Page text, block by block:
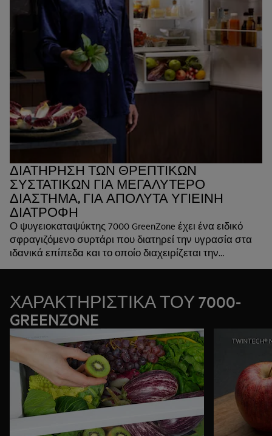
ΔΙΑΤΗΡΗΣΗ ΤΩΝ ΘΡΕΠΤΙΚΩΝ
ΣΥΣΤΑΤΙΚΩΝ ΓΙΑ ΜΕΓΑΛΥΤΕΡΟ
ΔΙΑΣΤΗΜΑ, ΓΙΑ ΑΠΟΛΥΤΑ ΥΓΙΕΙΝΗ
ΔΙΑΤΡΟΦΗ
Ο ψυγειοκαταψύκτης 7000 GreenZone έχει ένα ειδικό
σφραγιζόμενο συρτάρι που διατηρεί την υγρασία στα
ιδανικά επίπεδα και το οποίο διαχειρίζεται την
τα λαχανικά με τη σωστή δόση υγρασίας.*
ΧΑΡΑΚΤΗΡΙΣΤΙΚΑ ΤΟΥ 7000-
GREENZONE